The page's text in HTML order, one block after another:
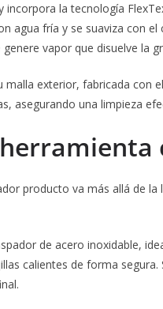
incorpora la tecnología
agua fría y se suaviza con
genere vapor que disuelve la
malla exterior, fabricada con
asegurando una limpieza
producto va más allá de
de acero inoxidable,
calientes de forma